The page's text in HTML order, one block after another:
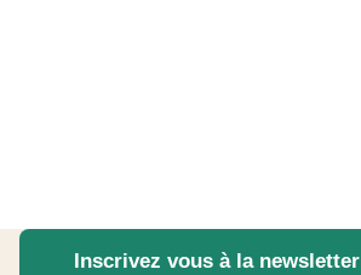
Inscrivez vous à la newsletter